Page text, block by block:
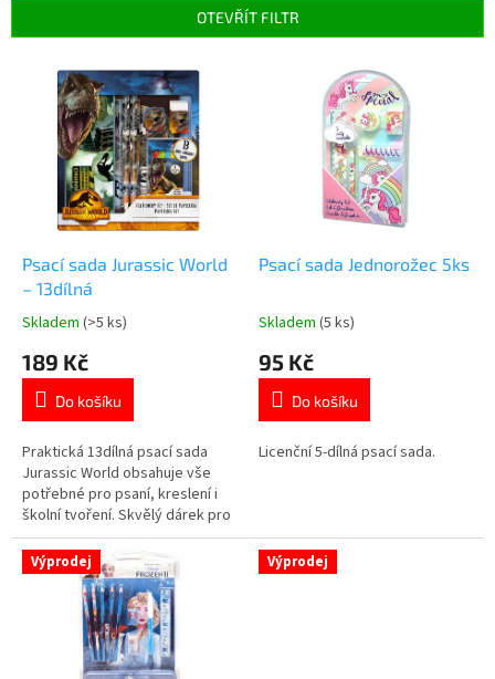
r
OTEVŘÍT FILTR
Psací sada Jurassic World
– 13dílná
Průměrné
produktu
5,0
5
hvězdiček.
Skladem (>5 ks)
189 Kč
Do košíku
Praktická 13dílná psací sada
Jurassic World obsahuje vše
potřebné pro psaní, kreslení i
školní tvoření. Skvělý dárek pro
všechny fanoušky dinosaurů.
👉 Více produktů s motivem
dinosaurů
Psací sada Jednorožec 5ks
Průměrné
produktu
4,7
5
Skladem (5 ks)
95 Kč
Do košíku
Licenční 5-dílná psací sada.
Výprodej Výprodej